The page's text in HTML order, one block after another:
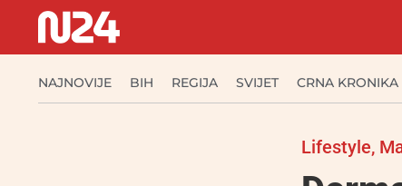
NAJNOVIJE BIH REGIJA SVIJET CRNA KRONIKA
Lifestyle,